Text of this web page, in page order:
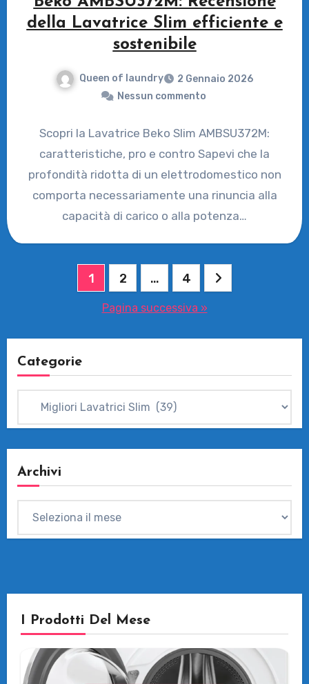
della Lavatrice Slim efficiente e
sostenibile
Queen of laundry
2 Gennaio 2026
Nessun commento
Scopri la Lavatrice Beko Slim AMBSU372M:
caratteristiche, pro e contro Sapevi che la
profondità ridotta di un elettrodomestico non
comporta necessariamente una rinuncia alla
capacità di carico o alla potenza…
Paginazione
articoli
1 2 … 4
Pagina successiva »
Categorie
Archivi
I Prodotti Del Mese